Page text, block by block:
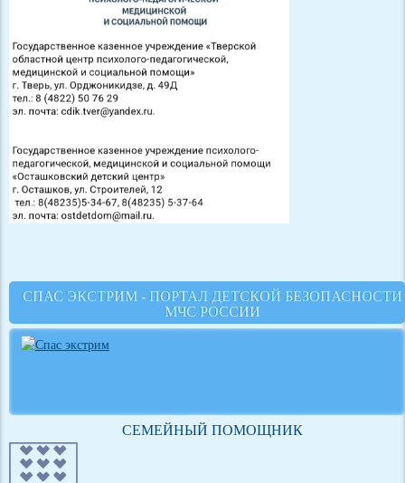
СПАС ЭКСТРИМ - ПОРТАЛ ДЕТСКОЙ БЕЗОПАСНОСТИ
МЧС РОССИИ
СЕМЕЙНЫЙ ПОМОЩНИК